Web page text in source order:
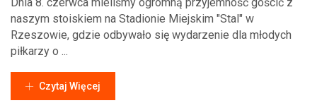
naszym stoiskiem na Stadionie Miejskim "Stal" w
Rzeszowie, gdzie odbywało się wydarzenie dla młodych
piłkarzy o ...
Czytaj Więcej